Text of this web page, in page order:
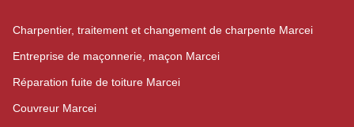
Charpentier, traitement et changement de charpente Marcei
Entreprise de maçonnerie, maçon Marcei
Réparation fuite de toiture Marcei
Couvreur Marcei